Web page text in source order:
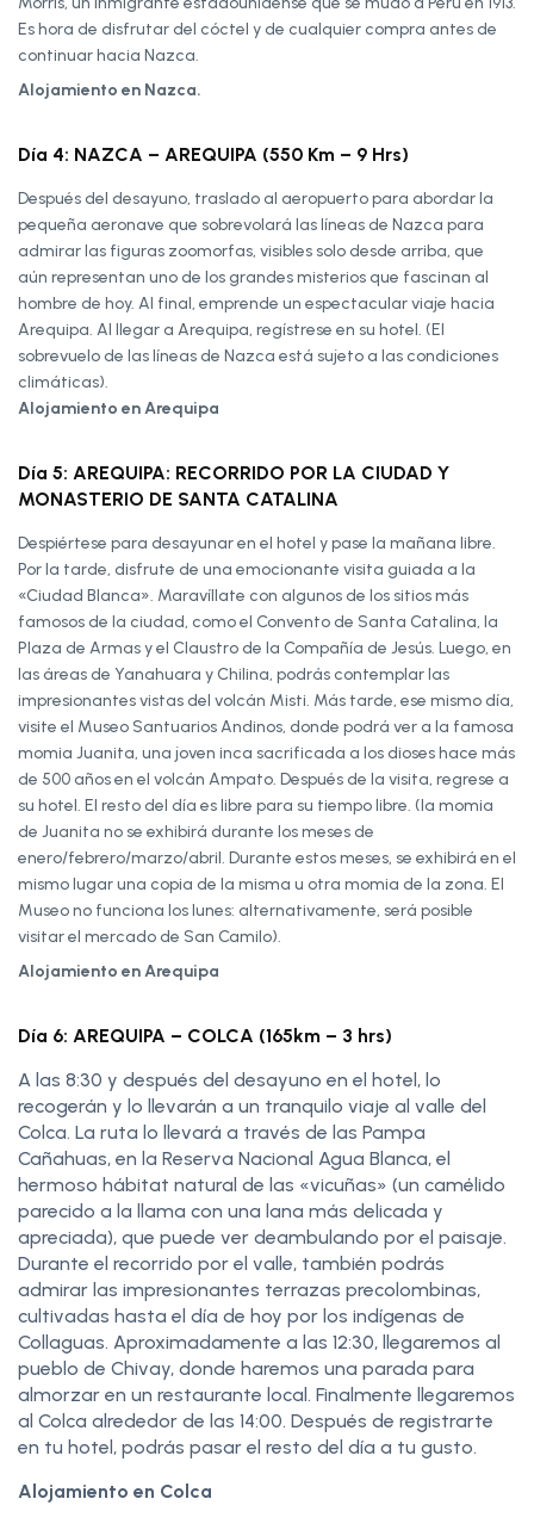
Es hora de disfrutar del cóctel y de cualquier compra antes de
continuar hacia Nazca.
Alojamiento en Nazca.
Día 4: NAZCA – AREQUIPA (550 Km – 9 Hrs)
Después del desayuno, traslado al aeropuerto para abordar la
pequeña aeronave que sobrevolará las líneas de Nazca para
admirar las figuras zoomorfas, visibles solo desde arriba, que
aún representan uno de los grandes misterios que fascinan al
hombre de hoy. Al final, emprende un espectacular viaje hacia
Arequipa. Al llegar a Arequipa, regístrese en su hotel. (El
sobrevuelo de las líneas de Nazca está sujeto a las condiciones
climáticas).
Alojamiento en Arequipa
Día 5: AREQUIPA: RECORRIDO POR LA CIUDAD Y
MONASTERIO DE SANTA CATALINA
Despiértese para desayunar en el hotel y pase la mañana libre.
Por la tarde, disfrute de una emocionante visita guiada a la
«Ciudad Blanca». Maravíllate con algunos de los sitios más
famosos de la ciudad, como el Convento de Santa Catalina, la
Plaza de Armas y el Claustro de la Compañía de Jesús. Luego, en
las áreas de Yanahuara y Chilina, podrás contemplar las
impresionantes vistas del volcán Misti. Más tarde, ese mismo día,
visite el Museo Santuarios Andinos, donde podrá ver a la famosa
momia Juanita, una joven inca sacrificada a los dioses hace más
de 500 años en el volcán Ampato. Después de la visita, regrese a
su hotel. El resto del día es libre para su tiempo libre. (la momia
de Juanita no se exhibirá durante los meses de
enero/febrero/marzo/abril. Durante estos meses, se exhibirá en el
mismo lugar una copia de la misma u otra momia de la zona. El
Museo no funciona los lunes: alternativamente, será posible
visitar el mercado de San Camilo).
Alojamiento en Arequipa
Día 6: AREQUIPA – COLCA (165km – 3 hrs)
A las 8:30 y después del desayuno en el hotel, lo
recogerán y lo llevarán a un tranquilo viaje al valle del
Colca. La ruta lo llevará a través de las Pampa
Cañahuas, en la Reserva Nacional Agua Blanca, el
hermoso hábitat natural de las «vicuñas» (un camélido
parecido a la llama con una lana más delicada y
apreciada), que puede ver deambulando por el paisaje.
Durante el recorrido por el valle, también podrás
admirar las impresionantes terrazas precolombinas,
cultivadas hasta el día de hoy por los indígenas de
Collaguas. Aproximadamente a las 12:30, llegaremos al
pueblo de Chivay, donde haremos una parada para
almorzar en un restaurante local. Finalmente llegaremos
al Colca alrededor de las 14:00. Después de registrarte
en tu hotel, podrás pasar el resto del día a tu gusto.
Alojamiento en Colca